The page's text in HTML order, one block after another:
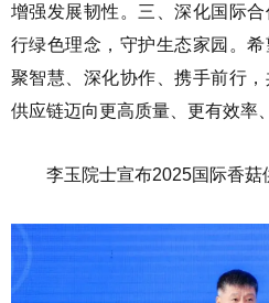
增强发展韧性。三、深化国际
行绿色理念，守护生态家园。
聚智慧、深化协作、携手前行
供应链迈向更高质量、更有效率
李玉院士宣布2025国际香菇